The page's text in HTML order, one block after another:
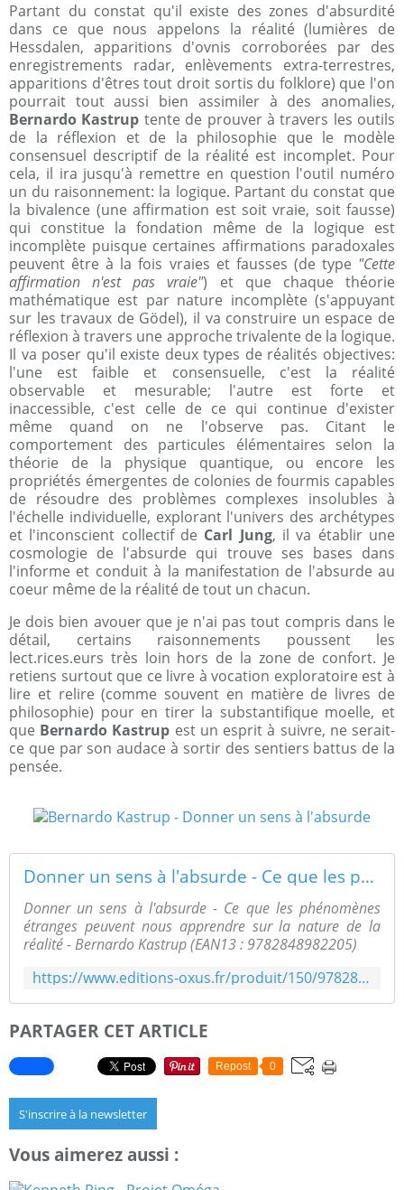
Partant du constat qu'il existe des zones d'absurdité
dans ce que nous appelons la réalité (lumières de
Hessdalen, apparitions d'ovnis corroborées par des
enregistrements radar, enlèvements extra-terrestres,
apparitions d'êtres tout droit sortis du folklore) que l'on
pourrait tout aussi bien assimiler à des anomalies,
Bernardo Kastrup tente de prouver à travers les outils
de la réflexion et de la philosophie que le modèle
consensuel descriptif de la réalité est incomplet. Pour
cela, il ira jusqu'à remettre en question l'outil numéro
un du raisonnement: la logique. Partant du constat que
la bivalence (une affirmation est soit vraie, soit fausse)
qui constitue la fondation même de la logique est
incomplète puisque certaines affirmations paradoxales
peuvent être à la fois vraies et fausses (de type "Cette
affirmation n'est pas vraie") et que chaque théorie
mathématique est par nature incomplète (s'appuyant
sur les travaux de Gödel), il va construire un espace de
réflexion à travers une approche trivalente de la logique.
Il va poser qu'il existe deux types de réalités objectives:
l'une est faible et consensuelle, c'est la réalité
observable et mesurable; l'autre est forte et
inaccessible, c'est celle de ce qui continue d'exister
même quand on ne l'observe pas. Citant le
comportement des particules élémentaires selon la
théorie de la physique quantique, ou encore les
propriétés émergentes de colonies de fourmis capables
de résoudre des problèmes complexes insolubles à
l'échelle individuelle, explorant l'univers des archétypes
et l'inconscient collectif de Carl Jung, il va établir une
cosmologie de l'absurde qui trouve ses bases dans
l'informe et conduit à la manifestation de l'absurde au
coeur même de la réalité de tout un chacun.
Je dois bien avouer que je n'ai pas tout compris dans le
détail, certains raisonnements poussent les
lect.rices.eurs très loin hors de la zone de confort. Je
retiens surtout que ce livre à vocation exploratoire est à
lire et relire (comme souvent en matière de livres de
philosophie) pour en tirer la substantifique moelle, et
que Bernardo Kastrup est un esprit à suivre, ne serait-
ce que par son audace à sortir des sentiers battus de la
pensée.
Donner un sens à l'absurde - Ce que les phénomènes étranges peuvent nous apprendre sur la nature de la réalité - Bernardo Kastrup (EAN13 : 9782848982205) | Éditions Oxus
Donner un sens à l'absurde - Ce que les phénomènes
étranges peuvent nous apprendre sur la nature de la
réalité - Bernardo Kastrup (EAN13 : 9782848982205)
https://www.editions-oxus.fr/produit/150/9782848982137/donner-un-sens-a-l-absurde
PARTAGER CET ARTICLE
Repost 0
S'inscrire à la newsletter
Vous aimerez aussi :